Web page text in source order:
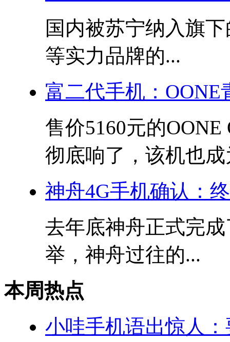
国内被苏宁纳入旗
等实力品牌的...
富二代手机：OONE
售价5160元的
彻底响了，该机也成
神舟4G手机确认：
去年底神舟正式完
举，神舟过往的...
本周热点
小哇手机语出惊人